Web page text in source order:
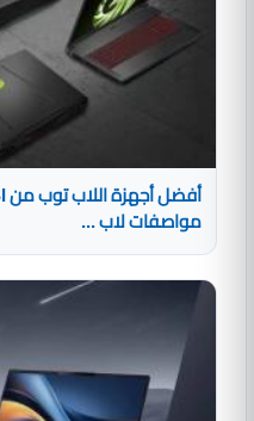
مواصفات لاب ...